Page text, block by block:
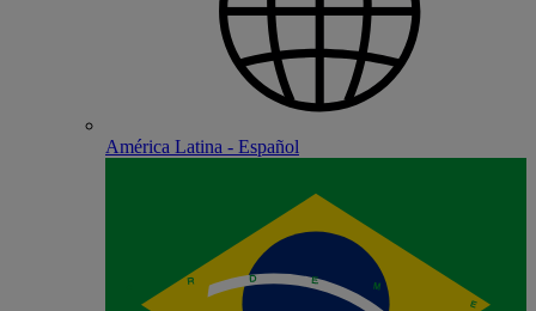
América Latina - Español